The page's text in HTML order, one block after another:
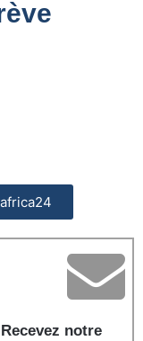
Recevez notre